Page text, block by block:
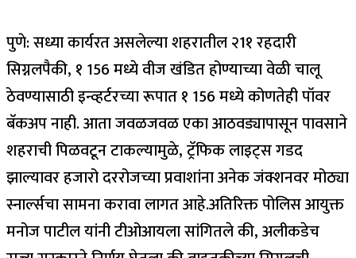
पुणे: सध्या कार्यरत असलेल्या शहरातील २1१ रहदारी
सिग्नलपैकी, १ 156 मध्ये वीज खंडित होण्याच्या वेळी चालू
ठेवण्यासाठी इन्व्हर्टरच्या रूपात १ 156 मध्ये कोणतेही पॉवर
बॅकअप नाही.आता जवळजवळ एका आठवड्यापासून पावसाने
शहराची पिळवटून टाकल्यामुळे, ट्रॅफिक लाइट्स गडद
झाल्यावर हजारो दररोजच्या प्रवाशांना अनेक जंक्शनवर मोठ्या
स्नार्ल्सचा सामना करावा लागत आहे.अतिरिक्त पोलिस आयुक्त
मनोज पाटील यांनी टीओआयला सांगितले की, अलीकडेच